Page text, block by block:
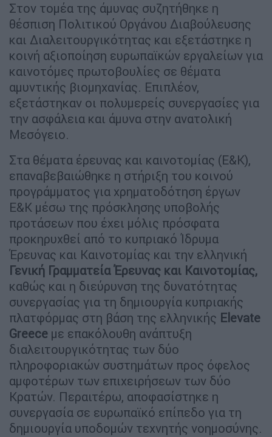
Στον τομέα της άμυνας συζητήθηκε η
θέσπιση Πολιτικού Οργάνου Διαβούλευσης
και Διαλειτουργικότητας και εξετάστηκε η
κοινή αξιοποίηση ευρωπαϊκών εργαλείων για
καινοτόμες πρωτοβουλίες σε θέματα
αμυντικής βιομηχανίας. Επιπλέον,
εξετάστηκαν οι πολυμερείς συνεργασίες για
την ασφάλεια και άμυνα στην ανατολική
Μεσόγειο.
Στα θέματα έρευνας και καινοτομίας (Ε&Κ),
επαναβεβαιώθηκε η στήριξη του κοινού
προγράμματος για χρηματοδότηση έργων
Ε&Κ μέσω της πρόσκλησης υποβολής
προτάσεων που έχει μόλις πρόσφατα
προκηρυχθεί από το κυπριακό Ίδρυμα
Έρευνας και Καινοτομίας και την ελληνική
Γενική Γραμματεία Έρευνας και Καινοτομίας,
καθώς και η διεύρυνση της δυνατότητας
συνεργασίας για τη δημιουργία κυπριακής
πλατφόρμας στη βάση της ελληνικής Elevate
Greece με επακόλουθη ανάπτυξη
διαλειτουργικότητας των δύο
πληροφοριακών συστημάτων προς όφελος
αμφοτέρων των επιχειρήσεων των δύο
Κρατών. Περαιτέρω, αποφασίστηκε η
συνεργασία σε ευρωπαϊκό επίπεδο για τη
δημιουργία υποδομών τεχνητής νοημοσύνης.